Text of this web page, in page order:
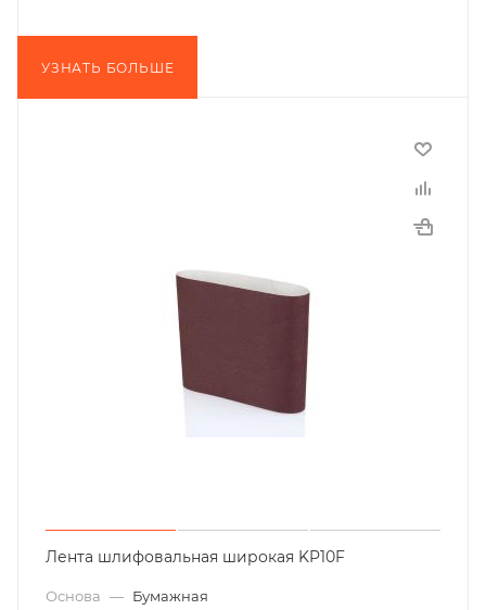
УЗНАТЬ БОЛЬШЕ
Лента шлифовальная широкая KP10F
Основа — Бумажная